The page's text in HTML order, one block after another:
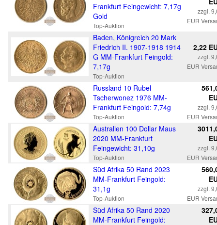
Frankfurt Feingewicht: 7,17g
Gold
Top-Auktion
zzgl.
EUR
Baden, Königreich 20 Mark
Friedrich II. 1907-1918 1914
G MM-Frankfurt Feingold:
7,17g
Top-Auktion
2,22
zzgl.
EUR
Russland 10 Rubel
Tscherwonez 1976 MM-
Frankfurt Feingold: 7,74g
Top-Auktion
zzgl.
EUR
Australien 100 Dollar Maus
2020 MM-Frankfurt
Feingewicht: 31,10g
Top-Auktion
zzgl.
EUR
Süd Afrika 50 Rand 2023
MM-Frankfurt Feingold:
31,1g
Top-Auktion
zzgl.
EUR
Süd Afrika 50 Rand 2020
MM-Frankfurt Feingold: